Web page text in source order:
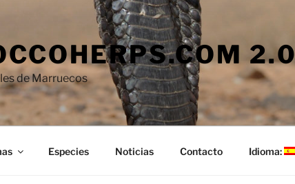
2.0
de Marruecos
Especies Noticias Contacto Idioma: